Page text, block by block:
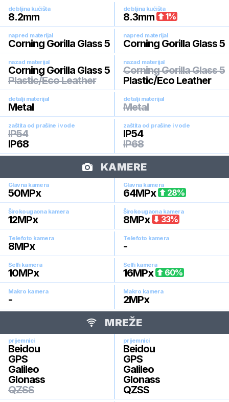
debljina kućišta
8.2mm
debljina kućišta
8.3mm 1%
napred materijal
Corning Gorilla Glass 5
napred materijal
Corning Gorilla Glass 5
nazad materijal
Corning Gorilla Glass 5
Plastic/Eco Leather
nazad materijal
Corning Gorilla Glass 5
Plastic/Eco Leather
detalji materijal
Metal
detalji materijal
Metal
zaštita od prašine i vode
IP54
IP68
zaštita od prašine i vode
IP54
IP68
KAMERE
Glavna kamera
50MPx
Glavna kamera
64MPx 28%
Širokougaona kamera
12MPx
Širokougaona kamera
8MPx 33%
Telefoto kamera
8MPx
Telefoto kamera
-
Selfi kamera
10MPx
Selfi kamera
16MPx 60%
Makro kamera
-
Makro kamera
2MPx
MREŽE
prijemnici
Beidou
GPS
Galileo
Glonass
QZSS
prijemnici
Beidou
GPS
Galileo
Glonass
QZSS